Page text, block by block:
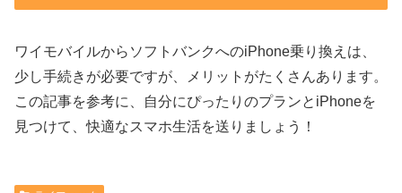
ワイモバイルからソフトバンクへのiPhone乗り換えは、
少し手続きが必要ですが、メリットがたくさんあります。
この記事を参考に、自分にぴったりのプランとiPhoneを
見つけて、快適なスマホ生活を送りましょう！